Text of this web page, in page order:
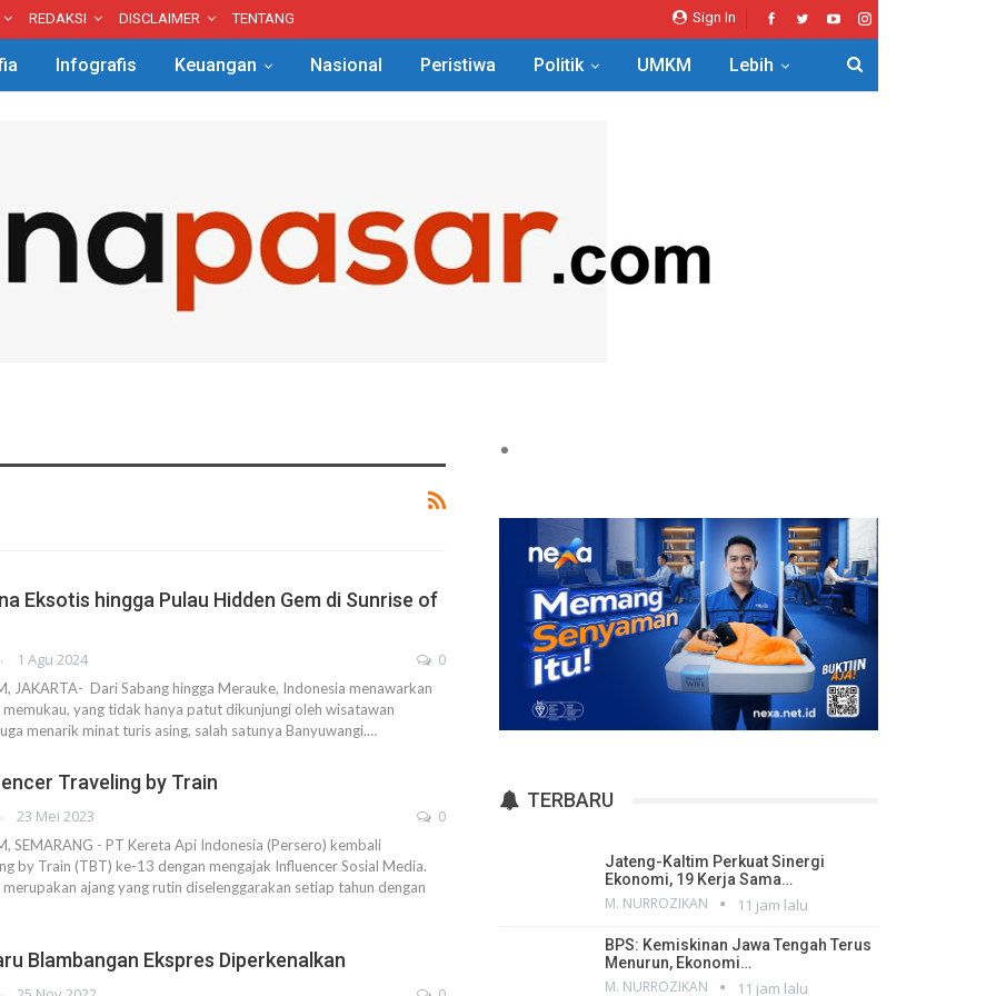
Sign In
REDAKSI DISCLAIMER TENTANG
Infografis Keuangan Nasional Peristiwa Politik UMKM Lebih
Eksotis hingga Pulau Hidden Gem di Sunrise of
1 Agu 2024 0
JAKARTA- Dari Sabang hingga Merauke, Indonesia menawarkan
yang tidak hanya patut dikunjungi oleh wisatawan
menarik minat turis asing, salah satunya Banyuwangi.…
Traveling by Train
23 Mei 2023 0
SEMARANG - PT Kereta Api Indonesia (Persero) kembali
by Train (TBT) ke-13 dengan mengajak Influencer Sosial Media.
ajang yang rutin diselenggarakan setiap tahun dengan
Blambangan Ekspres Diperkenalkan
TERBARU
Jateng-Kaltim Perkuat Sinergi
Ekonomi, 19 Kerja Sama…
M. NURROZIKAN 11 jam lalu
BPS: Kemiskinan Jawa Tengah Terus
Menurun, Ekonomi…
M. NURROZIKAN 11 jam lalu